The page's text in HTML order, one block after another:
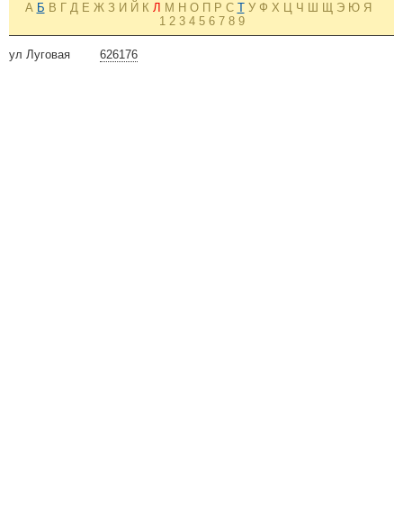
А Б В Г Д Е Ж З И Й К Л М Н О П Р С Т У Ф Х Ц Ч Ш Щ Э Ю Я
1 2 3 4 5 6 7 8 9
626176
ул Луговая